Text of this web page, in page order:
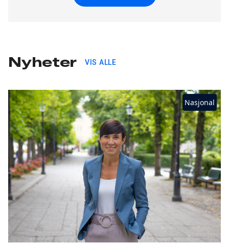
Nyheter VIS ALLE
Nasjonal